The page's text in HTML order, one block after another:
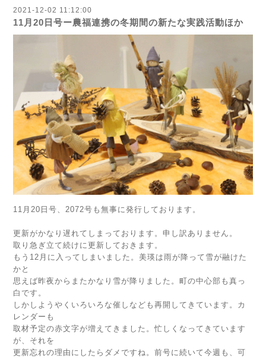
2021-12-02 11:12:00
11月20日号ー農福連携の冬期間の新たな実践活動ほか
11月20日号、2072号も無事に発行しております。
更新がかなり遅れてしまっております。申し訳ありません。
取り急ぎ立て続けに更新しておきます。
もう12月に入ってしまいました。美瑛は雨が降って雪が融けた
かと
思えば昨夜からまたかなり雪が降りました。町の中心部も真っ
白です。
しかしようやくいろいろな催しなども再開してきています。カ
レンダーも
取材予定の赤文字が増えてきました。忙しくなってきています
が、それを
更新忘れの理由にしたらダメですね。前号に続いて今週も、可